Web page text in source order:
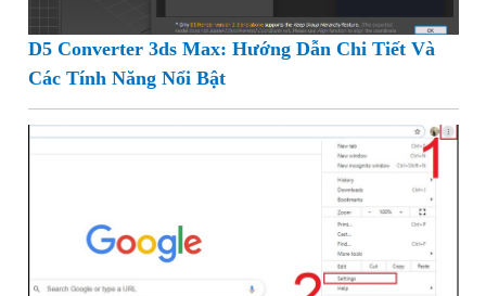
D5 Converter 3ds Max: Hướng Dẫn Chi Tiết Và
Các Tính Năng Nổi Bật